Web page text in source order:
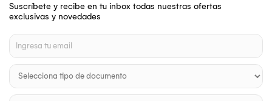
Suscríbete y recibe en tu inbox todas nuestras ofertas
exclusivas y novedades